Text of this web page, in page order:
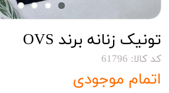
تونیک زنانه برند OVS
کد کالا: 61796
اتمام موجودی